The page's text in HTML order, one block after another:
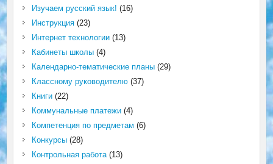
Изучаем русский язык! (16)
Инструкция(23)
Интернет технологии(13)
Кабинеты школы(4)
Календарно-тематические планы(29)
Классному руководителю(37)
Книги(22)
Коммунальные платежи(4)
Компетенция по предметам (6)
Конкурсы(28)
Контрольная работа(13)